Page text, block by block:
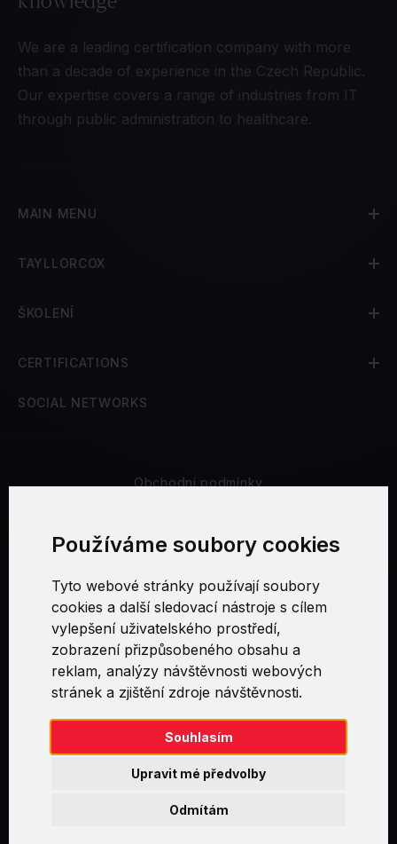
Používáme soubory cookies
Tyto webové stránky používají soubory
cookies a další sledovací nástroje s cílem
vylepšení uživatelského prostředí,
zobrazení přizpůsobeného obsahu a
reklam, analýzy návštěvnosti webových
stránek a zjištění zdroje návštěvnosti.
Souhlasím
Odmítám
Upravit mé předvolby
We are a leading certification company with more
than a decade of experience in the Czech Republic.
Our expertise covers a range of industries from IT
through public administration to healthcare.
MAIN MENU
TAYLLORCOX
ŠKOLENÍ
CERTIFICATIONS
SOCIAL NETWORKS
Obchodní podmínky
Nastavení cookies
Swirl logoTM je ochranná známka společnosti AXELOS Limited. ITIL®
je registrovanou ochrannou známkou AXELOS Limited. PRINCE2® je
registrovanou ochrannou známkou AXELOS Limited. MSP® je
registrovanou ochrannou známkou AXELOS Limited & TAYLLORCOX
trade mark of AXELOS Limited. Copyright© AXELOS Limited 2009.